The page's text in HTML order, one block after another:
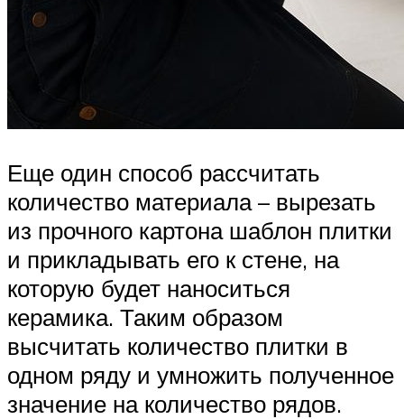
Еще один способ рассчитать
количество материала – вырезать
из прочного картона шаблон плитки
и прикладывать его к стене, на
которую будет наноситься
керамика. Таким образом
высчитать количество плитки в
одном ряду и умножить полученное
значение на количество рядов.